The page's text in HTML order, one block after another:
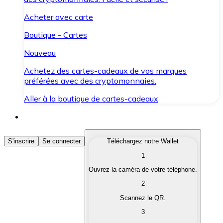
Acheter avec carte
Boutique - Cartes
Nouveau
Achetez des cartes-cadeaux de vos marques
préférées avec des cryptomonnaies.
Aller à la boutique de cartes-cadeaux
Acheter des Cryptomonnaies
Achetez les cryptomonnaies qui vous intéressent
Convertissez vos cryptomonnaies en monnaie
S'inscrire Se connecter
Téléchargez notre Wallet
1
Ouvrez la caméra de votre téléphone.
2
Scannez le QR.
3